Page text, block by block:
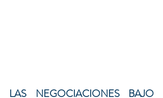
LAS NEGOCIACIONES BAJO